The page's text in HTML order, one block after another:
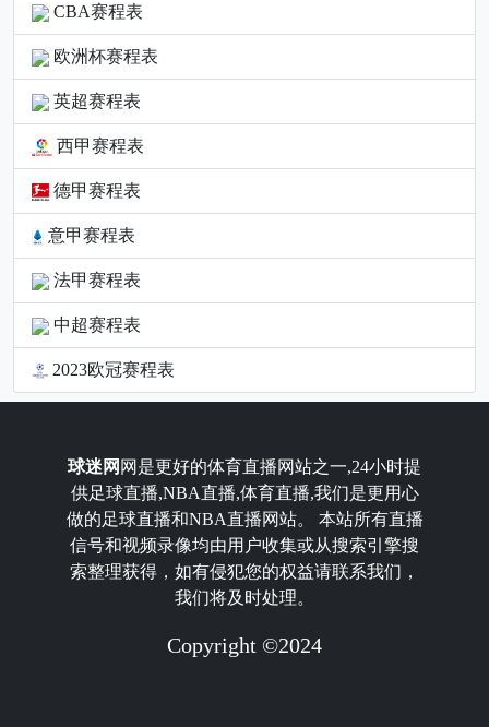
CBA赛程表
欧洲杯赛程表
英超赛程表
西甲赛程表
德甲赛程表
意甲赛程表
法甲赛程表
中超赛程表
2023欧冠赛程表
球迷网 网是更好的体育直播网站之一,24小时提
供足球直播,NBA直播,体育直播,我们是更用心
做的足球直播和NBA直播网站。 本站所有直播
信号和视频录像均由用户收集或从搜索引擎搜
索整理获得，如有侵犯您的权益请联系我们，
我们将及时处理。
Copyright ©2024